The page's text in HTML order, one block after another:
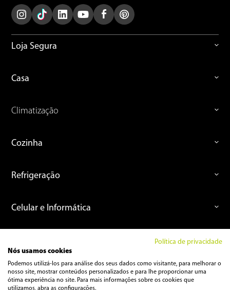
Loja Segura
Casa
Climatização
Cozinha
Refrigeração
Celular e Informática
Ferramentas
Política de privacidade
Nós usamos cookies
Podemos utilizá-los para análise dos seus dados como visitante, para melhorar o
nosso site, mostrar conteúdos personalizados e para lhe proporcionar uma
ótima experiência no site. Para mais informações sobre os cookies que
utilizamos, abra as configurações.